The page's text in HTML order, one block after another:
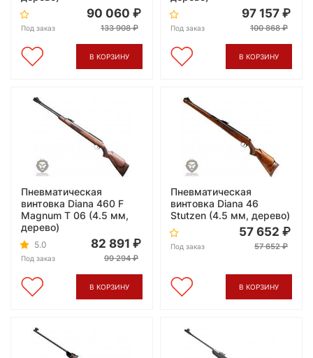
Под заказ
90 060
133 908
В КОРЗИНУ
Под заказ
97 157
100 868
В КОРЗИНУ
Пневматическая
винтовка Diana 460 F
Magnum T 06 (4.5 мм,
дерево)
5.0
Под заказ
82 891
99 294
В КОРЗИНУ
Пневматическая
винтовка Diana 46
Stutzen (4.5 мм, дерево)
Под заказ
57 652
57 652
В КОРЗИНУ